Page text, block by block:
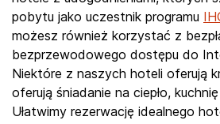
pobytu jako uczestnik programu
możesz również korzystać z
bezprzewodowego dostępu do
Niektóre z naszych hoteli oferują
oferują śniadanie na ciepło,
Ułatwimy rezerwację idealnego